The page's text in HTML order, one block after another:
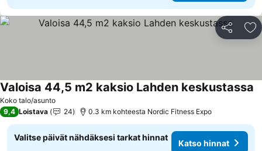
Jaa
Koko talo/asunto
Valoisa 44,5 m2 kaksio Lahden keskustassa
9,4 Loistava 24 0.3 km kohteesta Nordic Fitness Expo
Valitse päivät nähdäksesi tarkat hinnat
Katso hinnat